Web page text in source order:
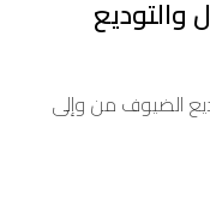
والتوديع
الضيوف من وإلى